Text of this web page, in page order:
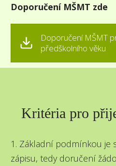
Doporučení MŠMT zde
Doporučení MŠMT
předškolního věku
Kritéria pro
1. Základní podmínkou je
zápisu, tedy doručení